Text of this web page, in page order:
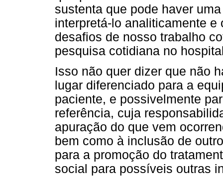
sustenta que pode haver
interpretá-lo analiticamente
desafios de nosso trabalho
pesquisa cotidiana no
Isso não quer dizer que não
lugar diferenciado para a
paciente, e possivelmente
referência, cuja
apuração do que vem
bem como à inclusão de
para a promoção do
social para possíveis outras